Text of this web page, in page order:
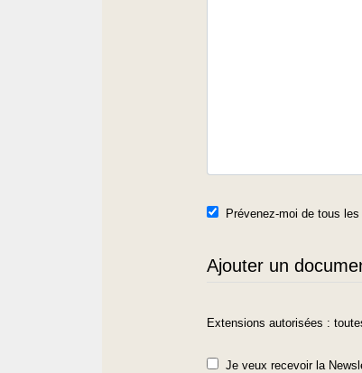
Prévenez-moi de tous
Ajouter un
Extensions autorisées :
Je veux recevoir la